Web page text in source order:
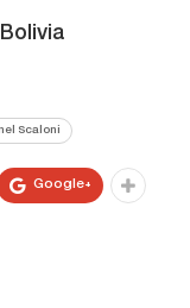
Scaloni
Google+